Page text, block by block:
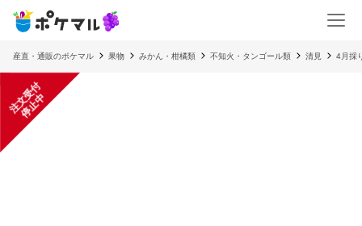
産直・通販のポケマル 果物 みかん・柑橘類 不知火・タンゴール類 清見 4月採
注
文
受
付
停
止
中